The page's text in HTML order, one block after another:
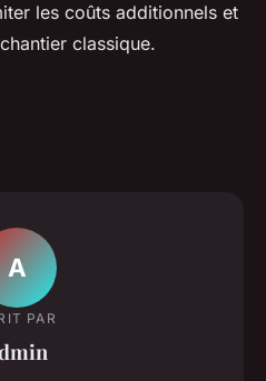
les coûts additionnels et
classique.
A
PAR